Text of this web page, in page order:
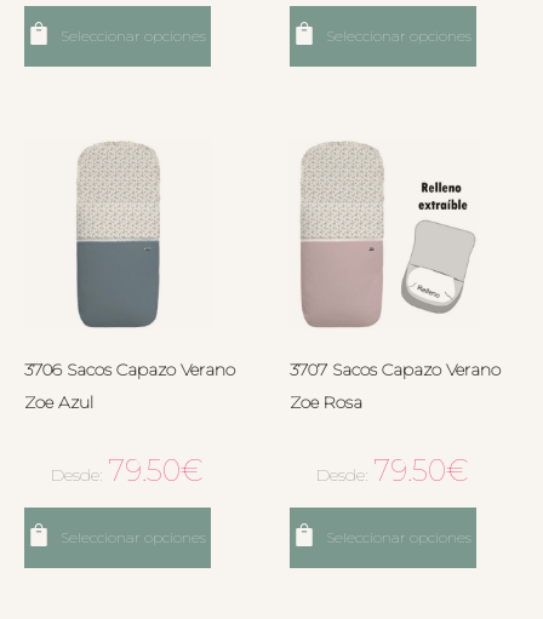
Seleccionar opciones Seleccionar opciones
3706 Sacos Capazo Verano
Zoe Azul
Desde: 79.50€
Seleccionar opciones
3707 Sacos Capazo Verano
Zoe Rosa
Desde: 79.50€
Seleccionar opciones